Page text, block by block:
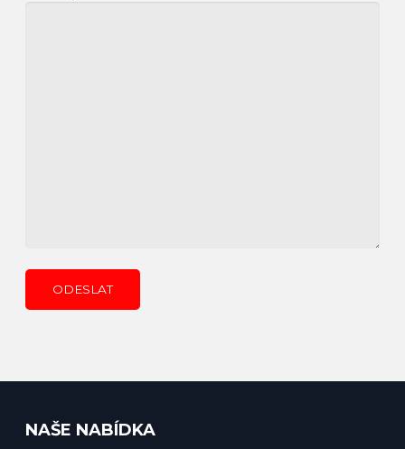
NAŠE NABÍDKA